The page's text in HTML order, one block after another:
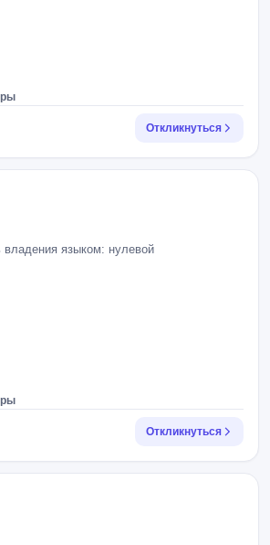
Откликнуться
языком: нулевой
Откликнуться